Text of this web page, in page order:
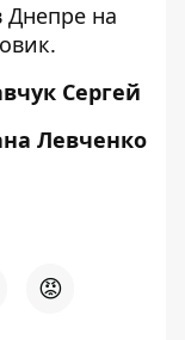
Днепре на
Сергей
Левченко
😡